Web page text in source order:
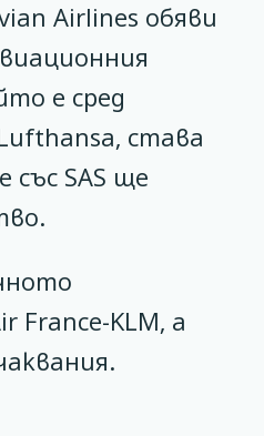
Airlines обяви
е сред
става
SAS ще
France-KLM, а